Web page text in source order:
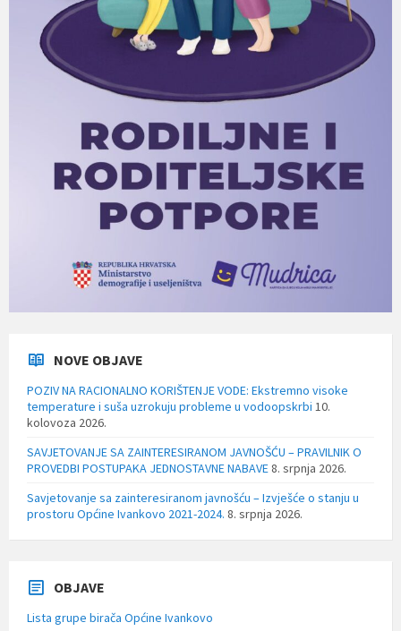
NOVE OBJAVE
POZIV NA RACIONALNO KORIŠTENJE VODE: Ekstremno visoke
temperature i suša uzrokuju probleme u vodoopskrbi 10.
kolovoza 2026.
SAVJETOVANJE SA ZAINTERESIRANOM JAVNOŠĆU – PRAVILNIK O
PROVEDBI POSTUPAKA JEDNOSTAVNE NABAVE8. srpnja 2026.
Savjetovanje sa zainteresiranom javnošću – Izvješće o stanju u
prostoru Općine Ivankovo 2021-2024. 8. srpnja 2026.
OBJAVE
Lista grupe birača Općine Ivankovo